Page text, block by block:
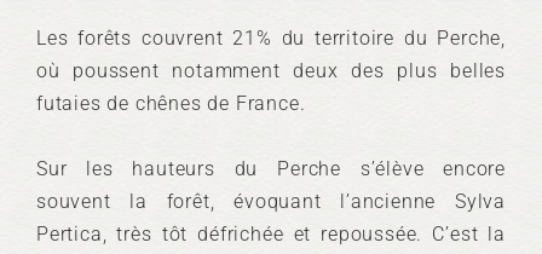
Les forêts couvrent 21% du territoire du Perche,
où poussent notamment deux des plus belles
futaies de chênes de France.
Sur les hauteurs du Perche s’élève encore
souvent la forêt, évoquant l’ancienne Sylva
Pertica, très tôt défrichée et repoussée. C’est la